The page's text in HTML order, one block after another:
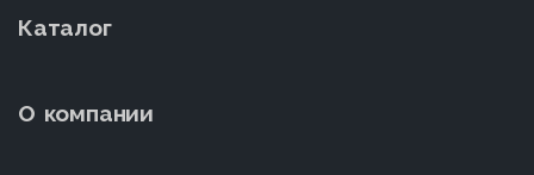
Каталог
О компании